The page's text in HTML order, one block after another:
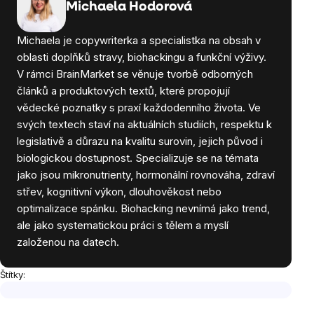
Michaela Hodorová
Michaela je copywriterka a specialistka na obsah v
oblasti doplňků stravy, biohackingu a funkční výživy.
V rámci BrainMarket se věnuje tvorbě odborných
článků a produktových textů, které propojují
vědecké poznatky s praxí každodenního života. Ve
svých textech staví na aktuálních studiích, respektu k
legislativě a důrazu na kvalitu surovin, jejich původ i
biologickou dostupnost. Specializuje se na témata
jako jsou mikronutrienty, hormonální rovnováha, zdraví
střev, kognitivní výkon, dlouhověkost nebo
optimalizace spánku. Biohacking nevnímá jako trend,
ale jako systematickou práci s tělem a myslí
založenou na datech.
Štítky: